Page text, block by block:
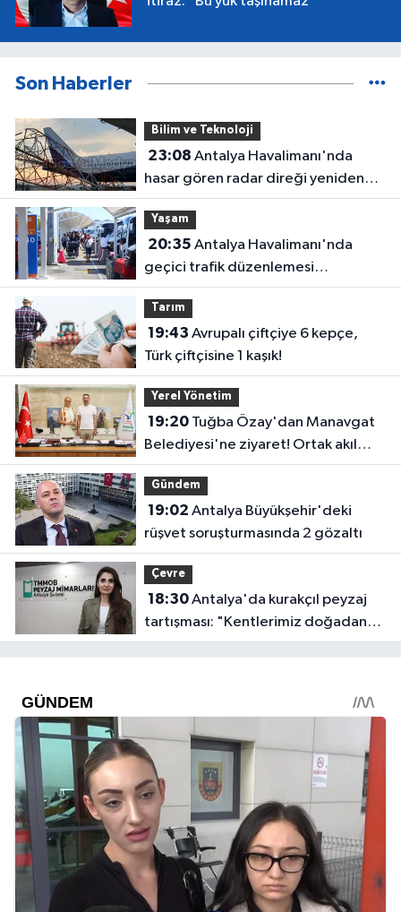
Son Haberler
Bilim ve Teknoloji
23:08
hasar gören radar direği yeniden
hizmette
Yaşam
20:35
geçici trafik düzenlemesi
uygulanacak! Yolculara uyarı
Tarım
19:43
Türk çiftçisine 1 kaşık!
Yerel Yönetim
19:20Tuğba Özay'dan Manavgat
Belediyesi'ne ziyaret! Ortak akıl
sürecine destek verdi
Gündem
19:02
rüşvet soruşturmasında 2 gözaltı
Çevre
18:30Antalya'da kurakçıl peyzaj
tartışması: "Kentlerimiz doğadan
koparılıyor"